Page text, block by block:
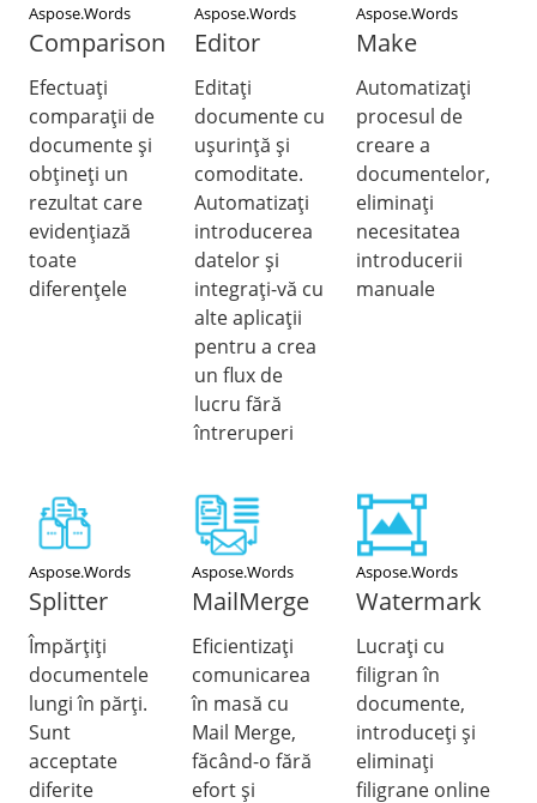
Aspose.Words
Comparison
Efectuați
comparații de
documente și
obțineți un
rezultat care
evidențiază
toate
diferențele
Aspose.Words
Editor
Editați
documente cu
ușurință și
comoditate.
Automatizați
introducerea
datelor și
integrați-vă cu
alte aplicații
pentru a crea
un flux de
lucru fără
întreruperi
Aspose.Words
Make
Automatizați
procesul de
creare a
documentelor,
eliminați
necesitatea
introducerii
manuale
Aspose.Words
Splitter
Împărțiți
documentele
lungi în părți.
Sunt
acceptate
diferite
Aspose.Words
MailMerge
Eficientizați
comunicarea
în masă cu
Mail Merge,
făcând-o fără
efort și
Aspose.Words
Watermark
Lucrați cu
filigran în
documente,
introduceți și
eliminați
filigrane online